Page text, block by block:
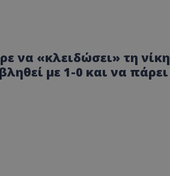
να «κλειδώσει» τη νίκη
με 1-0 και να πάρει